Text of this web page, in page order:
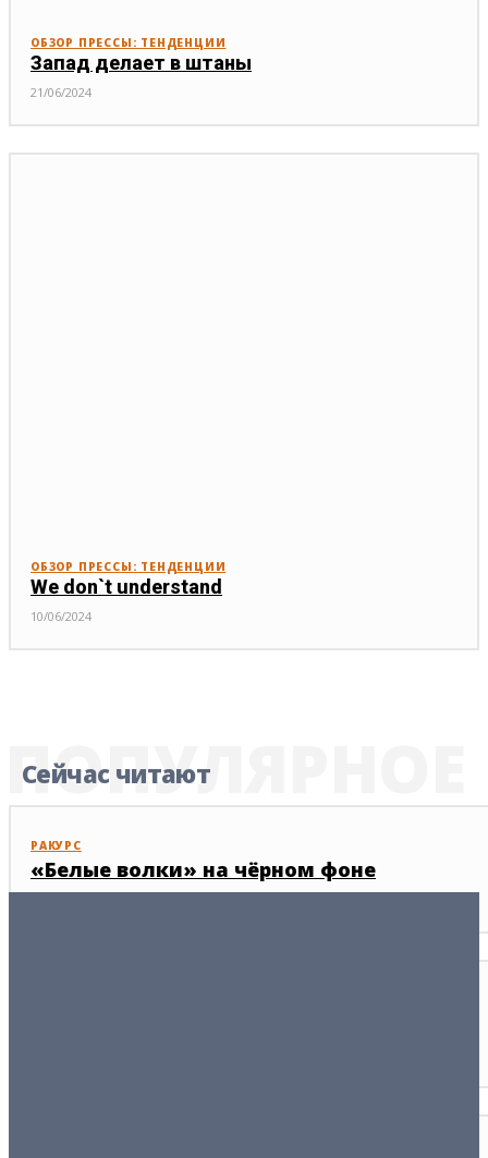
ОБЗОР ПРЕССЫ: ТЕНДЕНЦИИ
Запад делает в штаны
21/06/2024
ОБЗОР ПРЕССЫ: ТЕНДЕНЦИИ
We don`t understand
10/06/2024
Сейчас читают
ПОПУЛЯРНОЕ
РАКУРС
«Белые волки» на чёрном фоне